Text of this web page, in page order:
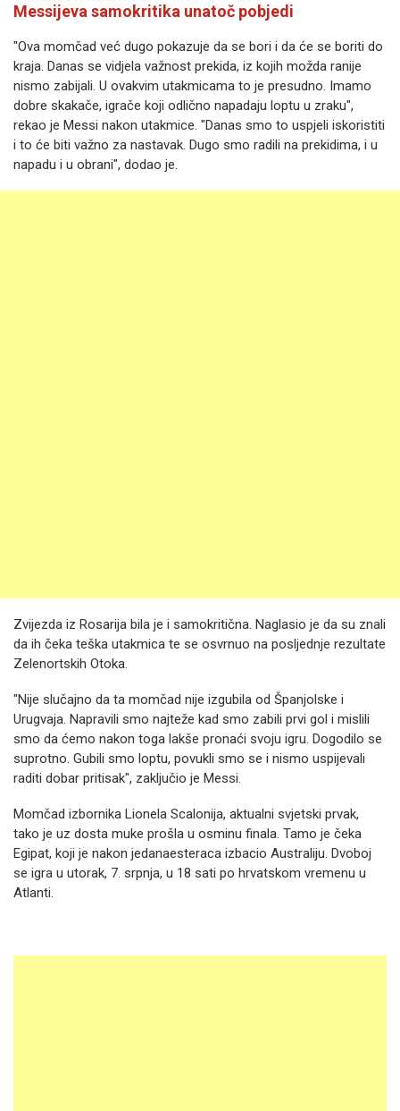
Messijeva samokritika unatoč pobjedi
"Ova momčad već dugo pokazuje da se bori i da će se boriti do
kraja. Danas se vidjela važnost prekida, iz kojih možda ranije
nismo zabijali. U ovakvim utakmicama to je presudno. Imamo
dobre skakače, igrače koji odlično napadaju loptu u zraku",
rekao je Messi nakon utakmice. "Danas smo to uspjeli iskoristiti
i to će biti važno za nastavak. Dugo smo radili na prekidima, i u
napadu i u obrani", dodao je.
Zvijezda iz Rosarija bila je i samokritična. Naglasio je da su znali
da ih čeka teška utakmica te se osvrnuo na posljednje rezultate
Zelenortskih Otoka.
"Nije slučajno da ta momčad nije izgubila od Španjolske i
Urugvaja. Napravili smo najteže kad smo zabili prvi gol i mislili
smo da ćemo nakon toga lakše pronaći svoju igru. Dogodilo se
suprotno. Gubili smo loptu, povukli smo se i nismo uspijevali
raditi dobar pritisak", zaključio je Messi.
Momčad izbornika Lionela Scalonija, aktualni svjetski prvak,
tako je uz dosta muke prošla u osminu finala. Tamo je čeka
Egipat, koji je nakon jedanaesteraca izbacio Australiju. Dvoboj
se igra u utorak, 7. srpnja, u 18 sati po hrvatskom vremenu u
Atlanti.